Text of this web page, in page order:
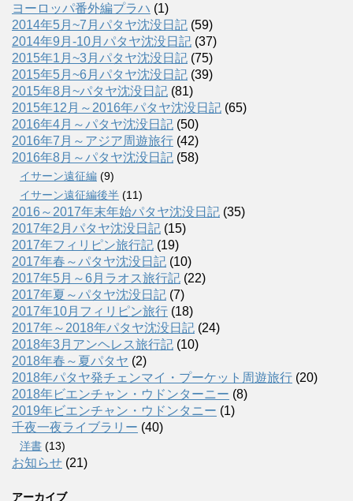
ヨーロッパ番外編プラハ (1)
2014年5月~7月パタヤ沈没日記 (59)
2014年9月-10月パタヤ沈没日記 (37)
2015年1月~3月パタヤ沈没日記 (75)
2015年5月~6月パタヤ沈没日記 (39)
2015年8月~パタヤ沈没日記 (81)
2015年12月～2016年パタヤ沈没日記 (65)
2016年4月～パタヤ沈没日記 (50)
2016年7月～アジア周遊旅行 (42)
2016年8月～パタヤ沈没日記 (58)
イサーン遠征編 (9)
イサーン遠征編後半 (11)
2016～2017年末年始パタヤ沈没日記 (35)
2017年2月パタヤ沈没日記 (15)
2017年フィリピン旅行記 (19)
2017年春～パタヤ沈没日記 (10)
2017年5月～6月ラオス旅行記 (22)
2017年夏～パタヤ沈没日記 (7)
2017年10月フィリピン旅行 (18)
2017年～2018年パタヤ沈没日記 (24)
2018年3月アンヘレス旅行記 (10)
2018年春～夏パタヤ (2)
2018年パタヤ発チェンマイ・プーケット周遊旅行 (20)
2018年ビエンチャン・ウドンターニー (8)
2019年ビエンチャン・ウドンタニー (1)
千夜一夜ライブラリー (40)
洋書 (13)
お知らせ (21)
アーカイブ